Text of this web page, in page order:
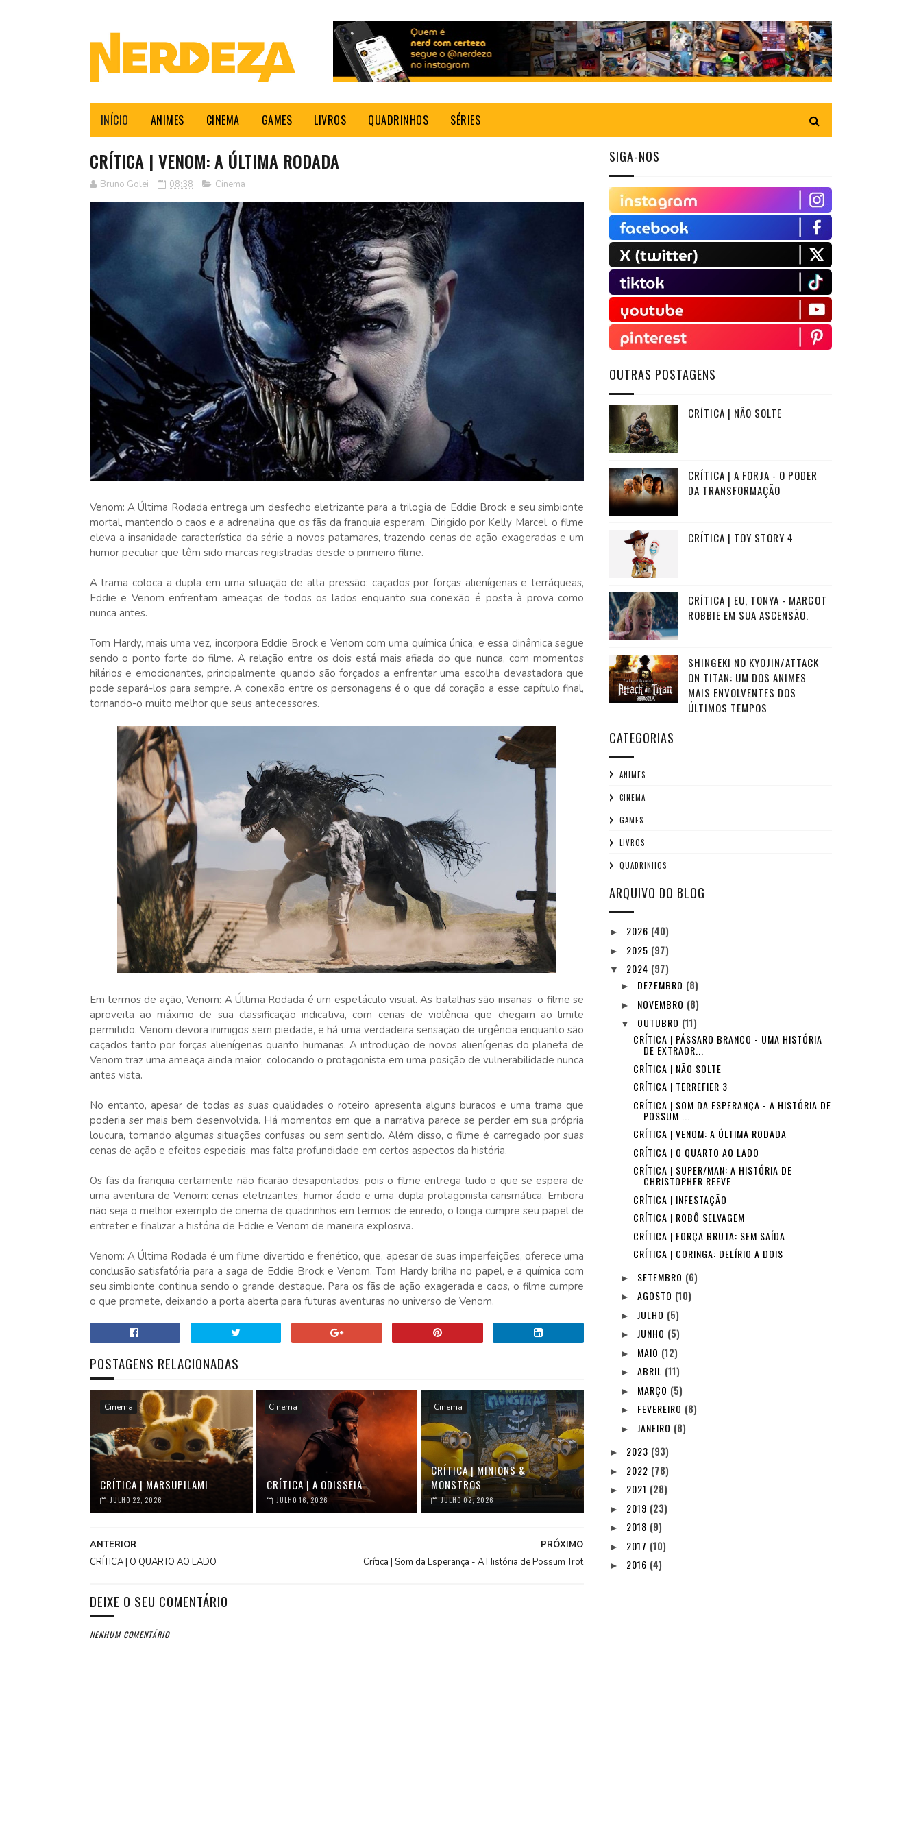
INÍCIO ANIMES CINEMA GAMES LIVROS QUADRINHOS SÉRIES
CRÍTICA | VENOM: A ÚLTIMA RODADA
Bruno Golei 08:38 Cinema
Venom: A Última Rodada entrega um desfecho eletrizante para a trilogia de Eddie Brock e seu simbionte
mortal, mantendo o caos e a adrenalina que os fãs da franquia esperam. Dirigido por Kelly Marcel, o filme
eleva a insanidade característica da série a novos patamares, trazendo cenas de ação exageradas e um
humor peculiar que têm sido marcas registradas desde o primeiro filme.
A trama coloca a dupla em uma situação de alta pressão: caçados por forças alienígenas e terráqueas,
Eddie e Venom enfrentam ameaças de todos os lados enquanto sua conexão é posta à prova como
nunca antes.
Tom Hardy, mais uma vez, incorpora Eddie Brock e Venom com uma química única, e essa dinâmica segue
sendo o ponto forte do filme. A relação entre os dois está mais afiada do que nunca, com momentos
hilários e emocionantes, principalmente quando são forçados a enfrentar uma escolha devastadora que
pode separá-los para sempre. A conexão entre os personagens é o que dá coração a esse capítulo final,
tornando-o muito melhor que seus antecessores.
Em termos de ação, Venom: A Última Rodada é um espetáculo visual. As batalhas são insanas o filme se
aproveita ao máximo de sua classificação indicativa, com cenas de violência que chegam ao limite
permitido. Venom devora inimigos sem piedade, e há uma verdadeira sensação de urgência enquanto são
caçados tanto por forças alienígenas quanto humanas. A introdução de novos alienígenas do planeta de
Venom traz uma ameaça ainda maior, colocando o protagonista em uma posição de vulnerabilidade nunca
antes vista.
No entanto, apesar de todas as suas qualidades o roteiro apresenta alguns buracos e uma trama que
poderia ser mais bem desenvolvida. Há momentos em que a narrativa parece se perder em sua própria
loucura, tornando algumas situações confusas ou sem sentido. Além disso, o filme é carregado por suas
cenas de ação e efeitos especiais, mas falta profundidade em certos aspectos da história.
Os fãs da franquia certamente não ficarão desapontados, pois o filme entrega tudo o que se espera de
uma aventura de Venom: cenas eletrizantes, humor ácido e uma dupla protagonista carismática. Embora
não seja o melhor exemplo de cinema de quadrinhos em termos de enredo, o longa cumpre seu papel de
entreter e finalizar a história de Eddie e Venom de maneira explosiva.
Venom: A Última Rodada é um filme divertido e frenético, que, apesar de suas imperfeições, oferece uma
conclusão satisfatória para a saga de Eddie Brock e Venom. Tom Hardy brilha no papel, e a química com
seu simbionte continua sendo o grande destaque. Para os fãs de ação exagerada e caos, o filme cumpre
o que promete, deixando a porta aberta para futuras aventuras no universo de Venom.
POSTAGENS RELACIONADAS
Cinema
CRÍTICA | MARSUPILAMI
JULHO 22, 2026
Cinema
CRÍTICA | A ODISSEIA
JULHO 16, 2026
Cinema
CRÍTICA | MINIONS &
MONSTROS
JULHO 02, 2026
PRÓXIMO
Crítica | Som da Esperança - A História de Possum Trot
ANTERIOR
CRÍTICA | O QUARTO AO LADO
DEIXE O SEU COMENTÁRIO
NENHUM COMENTÁRIO
SIGA-NOS
OUTRAS POSTAGENS
CRÍTICA | NÃO SOLTE
CRÍTICA | A FORJA - O PODER
DA TRANSFORMAÇÃO
CRÍTICA | TOY STORY 4
CRÍTICA | EU, TONYA - MARGOT
ROBBIE EM SUA ASCENSÃO.
SHINGEKI NO KYOJIN/ATTACK
ON TITAN: UM DOS ANIMES
MAIS ENVOLVENTES DOS
ÚLTIMOS TEMPOS
CATEGORIAS
ANIMES
CINEMA
GAMES
LIVROS
QUADRINHOS
ARQUIVO DO BLOG
► 2026 (40)
► 2025 (97)
▼ 2024 (97)
► DEZEMBRO (8)
► NOVEMBRO (8)
▼ OUTUBRO (11)
CRÍTICA | PÁSSARO BRANCO - UMA HISTÓRIA
DE EXTRAOR...
CRÍTICA | NÃO SOLTE
CRÍTICA | TERREFIER 3
CRÍTICA | SOM DA ESPERANÇA - A HISTÓRIA DE
POSSUM ...
CRÍTICA | VENOM: A ÚLTIMA RODADA
CRÍTICA | O QUARTO AO LADO
CRÍTICA | SUPER/MAN: A HISTÓRIA DE
CHRISTOPHER REEVE
CRÍTICA | INFESTAÇÃO
CRÍTICA | ROBÔ SELVAGEM
CRÍTICA | FORÇA BRUTA: SEM SAÍDA
CRÍTICA | CORINGA: DELÍRIO A DOIS
► SETEMBRO (6)
►AGOSTO (10)
► JULHO (5)
►JUNHO (5)
► MAIO (12)
►ABRIL (11)
► MARÇO (5)
► FEVEREIRO (8)
► JANEIRO (8)
► 2023 (93)
► 2022 (78)
► 2021 (28)
► 2019 (23)
► 2018 (9)
► 2017 (10)
► 2016 (4)